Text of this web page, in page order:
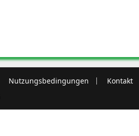
Nutzungsbedingungen
Kontakt